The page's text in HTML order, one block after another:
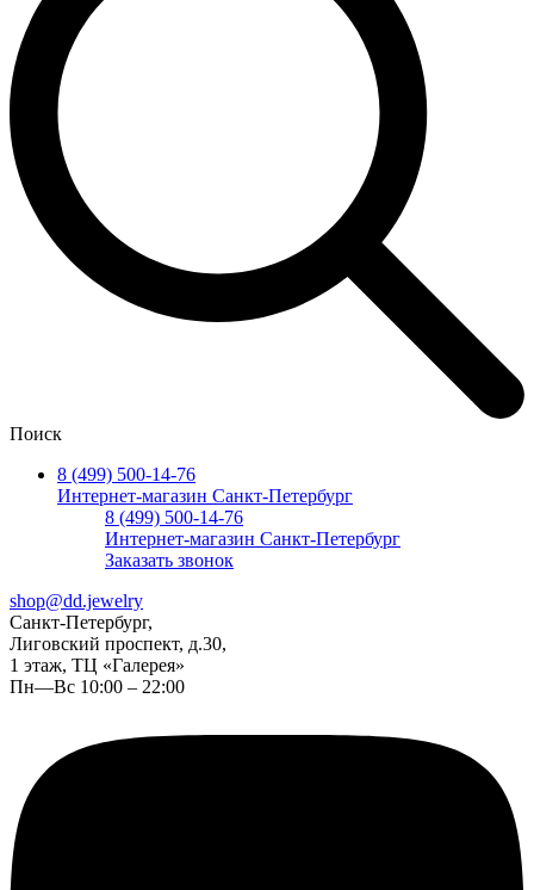
Поиск
8 (499) 500-14-76
Интернет-магазин Санкт-Петербург
8 (499) 500-14-76
Интернет-магазин Санкт-Петербург
Заказать звонок
shop@dd.jewelry
Санкт-Петербург,
Лиговский проспект, д.30,
1 этаж, ТЦ «Галерея»
Пн—Вс 10:00 – 22:00